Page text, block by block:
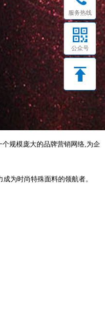
规模庞大的品牌营销网络,为企
为时尚特殊面料的领航者。
服务热线
公众号